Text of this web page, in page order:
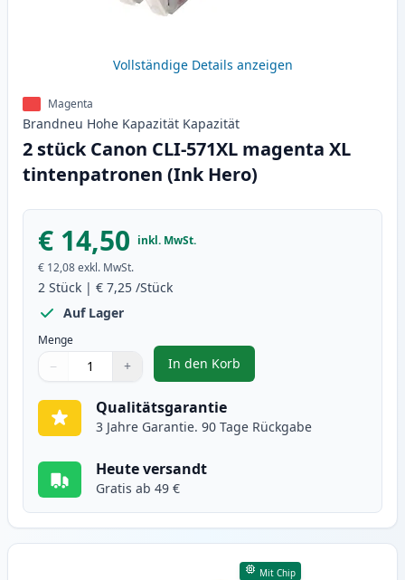
Vollständige Details anzeigen
Magenta
Brandneu Hohe Kapazität Kapazität
2 stück Canon CLI-571XL magenta XL
tintenpatronen (Ink Hero)
€ 14,50 inkl. MwSt.
€ 12,08exkl. MwSt.
2 Stück | € 7,25 /Stück
Auf Lager
Menge
Verwenden Sie die Tasten, um anzupassen
− +
1
In den Korb
, 2 stück Canon CLI-571XL
Qualitätsgarantie
3 Jahre Garantie. 90 Tage Rückgabe
Heute versandt
Gratis ab 49 €
Mit Chip